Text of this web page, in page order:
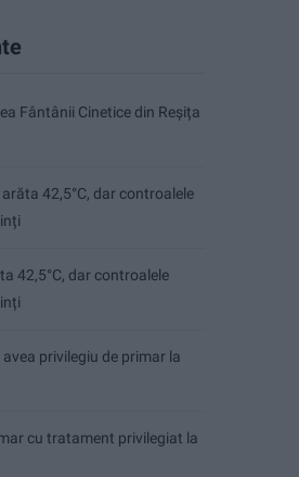
Fântânii Cinetice din Reșița
42,5°C, dar controalele
42,5°C, dar controalele
privilegiu de primar la
cu tratament privilegiat la